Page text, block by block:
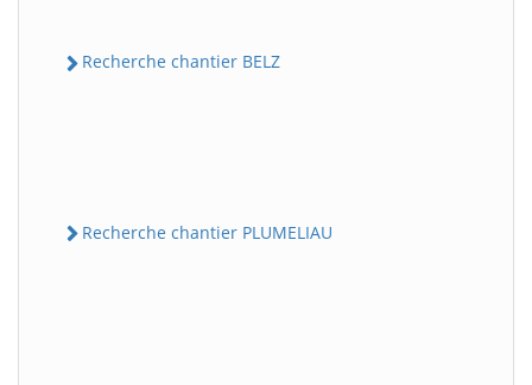
Recherche chantier BELZ
Recherche chantier PLUMELIAU